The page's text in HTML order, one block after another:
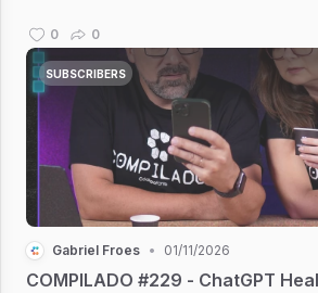
0 0
SUBSCRIBERS
Gabriel Froes • 01/11/2026
COMPILADO #229 - ChatGPT